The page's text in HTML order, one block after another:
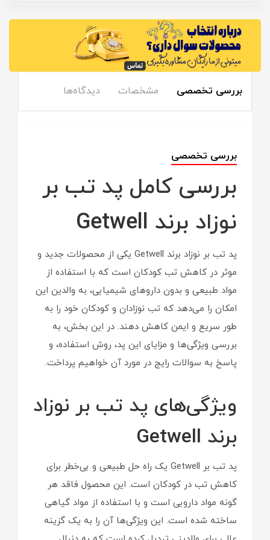
بررسی تخصصی مشخصات دیدگاه‌ها
بررسی تخصصی
بررسی کامل پد تب بر
نوزاد برند Getwell
پد تب بر نوزاد برند Getwell یکی از محصولات جدید و
موثر در کاهش تب کودکان است که با استفاده از
مواد طبیعی و بدون داروهای شیمیایی، به والدین این
امکان را می‌دهد که تب نوزادان و کودکان خود را به
طور سریع و ایمن کاهش دهند. در این بخش، به
بررسی ویژگی‌ها و مزایای این پد، روش استفاده، و
پاسخ به سوالات رایج در مورد آن خواهیم پرداخت.
ویژگی‌های پد تب بر نوزاد
برند Getwell
پد تب بر Getwell یک راه حل طبیعی و بی‌خطر برای
کاهش تب در کودکان است. این محصول فاقد هر
گونه مواد دارویی است و با استفاده از مواد گیاهی
ساخته شده است. این ویژگی‌ها آن را به یک گزینه